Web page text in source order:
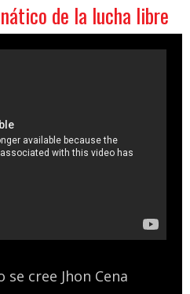
de la lucha libre
cree Jhon Cena